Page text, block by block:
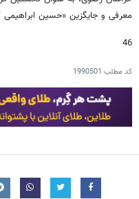
معرفی و جایگزین «حسین ابراهیمی
46
کد مطلب 1990501